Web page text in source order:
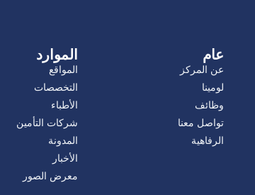
عام
عن المركز
لومينا
وظائف
تواصل معنا
الرفاهية
الموارد
المواقع
التخصصات
الأطباء
شركات التأمين
المدونة
الأخبار
معرض الصور